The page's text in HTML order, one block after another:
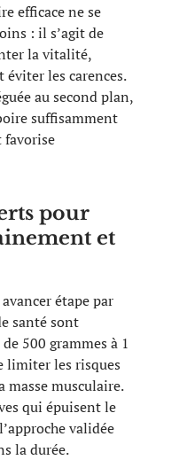
efficace ne se
: il s’agit de
la vitalité,
les carences.
au second plan,
suffisamment
pour
et
étape par
santé sont
500 grammes à 1
limiter les risques
masse musculaire.
qui épuisent le
validée
la durée.